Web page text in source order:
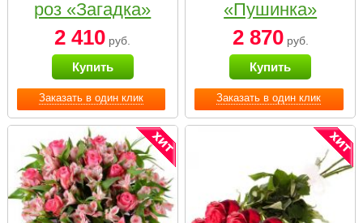
Заказать в один клик
роз «Загадка»
2 410 руб.
Купить
Заказать в один клик
«Пушинка»
2 870руб.
Купить